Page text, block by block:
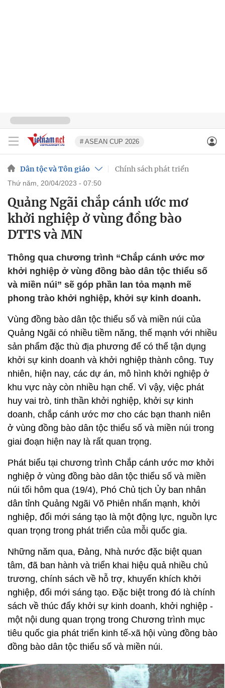
# ASEAN CUP 2026
Dân tộc và Tôn giáo Chính sách phát triển
thứ năm, 20/04/2023 - 07:50
Quảng Ngãi chắp cánh ước mơ
khởi nghiệp ở vùng đồng bào
DTTS và MN
Thông qua chương trình “Chắp cánh ước mơ
khởi nghiệp ở vùng đồng bào dân tộc thiểu số
và miền núi” sẽ góp phần lan tỏa mạnh mẽ
phong trào khởi nghiệp, khởi sự kinh doanh.
Vùng đồng bào dân tộc thiểu số và miền núi của
Quảng Ngãi có nhiều tiềm năng, thế mạnh với nhiều
sản phẩm đặc thù địa phương để có thể tận dụng
khởi sự kinh doanh và khởi nghiệp thành công. Tuy
nhiên, hiện nay, các dự án, mô hình khởi nghiệp ở
khu vực này còn nhiều hạn chế. Vì vậy, việc phát
huy vai trò, tinh thần khởi nghiệp, khởi sự kinh
doanh, chắp cánh ước mơ cho các bạn thanh niên
ở vùng đồng bào dân tộc thiểu số và miền núi trong
giai đoạn hiện nay là rất quan trọng.
Phát biểu tại chương trình Chắp cánh ước mơ khởi
nghiệp ở vùng đồng bào dân tộc thiểu số và miền
núi tối hôm qua (19/4), Phó Chủ tịch Ủy ban nhân
dân tỉnh Quảng Ngãi Võ Phiên nhấn mạnh, khởi
nghiệp, đổi mới sáng tạo là một động lực, nguồn lực
quan trọng trong phát triển của mỗi quốc gia.
Những năm qua, Đảng, Nhà nước đặc biệt quan
tâm, đã ban hành và triển khai hiệu quả nhiều chủ
trương, chính sách về hỗ trợ, khuyến khích khởi
nghiệp, đổi mới sáng tạo. Đặc biệt trong đó là chính
sách về thúc đẩy khởi sự kinh doanh, khởi nghiệp -
một nội dung quan trọng trong Chương trình mục
tiêu quốc gia phát triển kinh tế-xã hội vùng đồng bào
đồng bào dân tộc thiểu số và miền núi.